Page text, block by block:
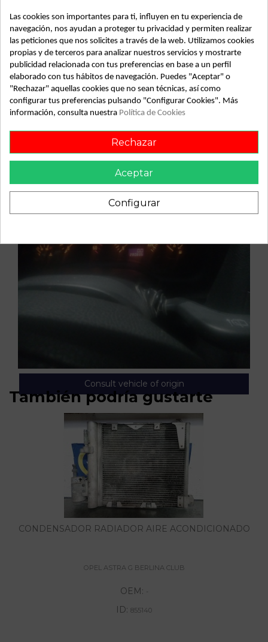
Recambio de electroventilador para opel astra g berlina club
referencia OEM IAM
Vehículo de origen
Consult vehicle of origin
También podría gustarte
CONDENSADOR RADIADOR AIRE ACONDICIONADO
OPEL ASTRA G BERLINA CLUB
OEM: -
ID: 855140
Las cookies son importantes para ti, influyen en tu experiencia de
navegación, nos ayudan a proteger tu privacidad y permiten realizar
las peticiones que nos solicites a través de la web. Utilizamos cookies
propias y de terceros para analizar nuestros servicios y mostrarte
publicidad relacionada con tus preferencias en base a un perfil
elaborado con tus hábitos de navegación. Puedes "Aceptar" o
"Rechazar" aquellas cookies que no sean técnicas, así como
configurar tus preferencias pulsando "Configurar Cookies". Más
información, consulta nuestra Política de Cookies
Rechazar
Aceptar
Configurar